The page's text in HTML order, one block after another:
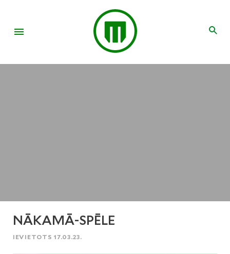
NĀKAMĀ-SPĒLE
IEVIETOTS 17.03.23.